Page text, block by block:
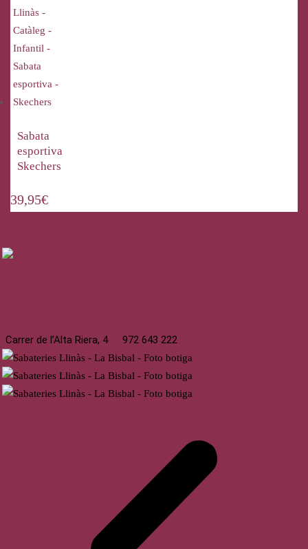
Sabata
esportiva
Skechers
39,95€
Carrer de l’Alta Riera, 4 972 643 222